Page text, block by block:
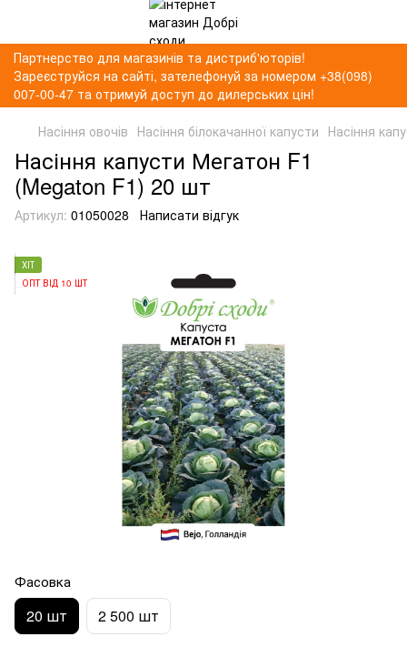
Партнерство для магазинів та дистриб'юторів!
Зареєструйся на сайті, зателефонуй за номером +38(098)
007-00-47 та отримуй доступ до дилерських цін!
Насіння овочів Насіння білокачанної капусти Насіння
Насіння капусти Мегатон F1
(Megaton F1) 20 шт
Артикул: 01050028 Написати відгук
ХІТ
ОПТ ВІД 10 ШТ
Фасовка
20 шт 2 500 шт